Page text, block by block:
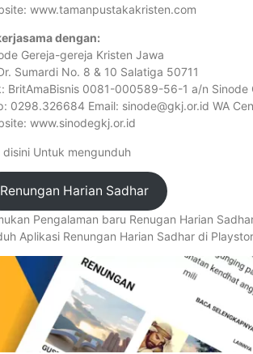
www.tamanpustakakristen.com
dengan:
Gereja-gereja Kristen Jawa
Sumardi No. 8 & 10 Salatiga 50711
BritAmaBisnis 0081-000589-56-1 a/n Sinode
0298.326684 Email: sinode@gkj.or.id WA
www.sinodegkj.or.id
disini Untuk mengunduh
Renungan Harian Sadhar
Pengalaman baru Renugan Harian
Aplikasi Renungan Harian Sadhar di